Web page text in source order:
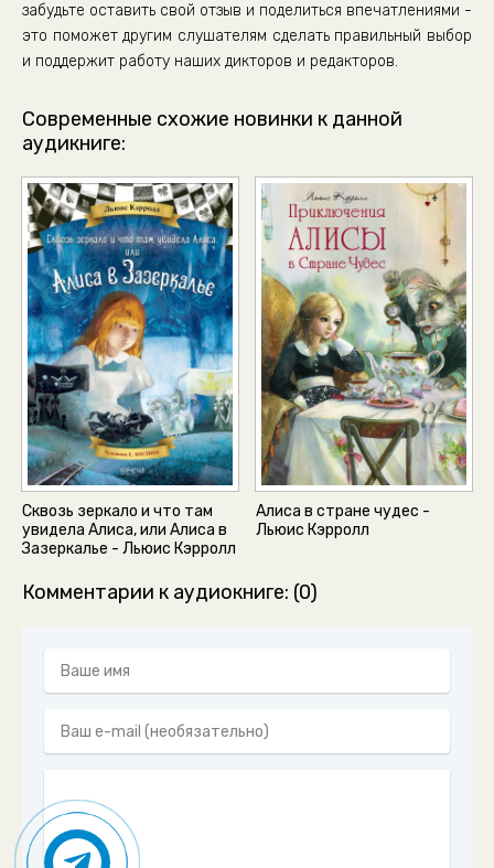
забудьте оставить свой отзыв и поделиться впечатлениями -
это поможет другим слушателям сделать правильный выбор
и поддержит работу наших дикторов и редакторов.
Современные схожие новинки к данной
аудикниге:
Сквозь зеркало и что там
увидела Алиса, или Алиса в
Зазеркалье - Льюис Кэрролл
Алиса в стране чудес -
Льюис Кэрролл
Комментарии к аудиокниге: (0)